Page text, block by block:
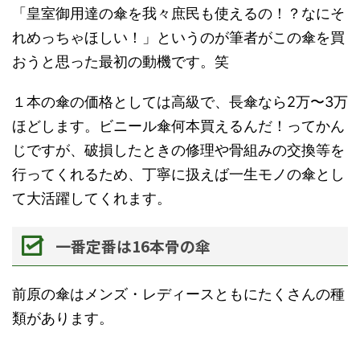
「皇室御用達の傘を我々庶民も使えるの！？なにそ
れめっちゃほしい！」というのが筆者がこの傘を買
おうと思った最初の動機です。笑
１本の傘の価格としては高級で、長傘なら2万〜3万
ほどします。ビニール傘何本買えるんだ！ってかん
じですが、破損したときの修理や骨組みの交換等を
行ってくれるため、丁寧に扱えば一生モノの傘とし
て大活躍してくれます。
一番定番は16本骨の傘
前原の傘はメンズ・レディースともにたくさんの種
類があります。